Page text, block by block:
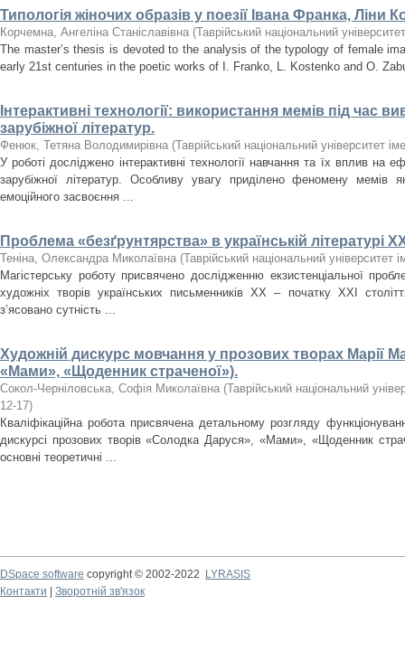
Типологія жіночих образів у поезії Івана Франка, Ліни
Корчемна, Ангеліна Станіславівна (Таврійський національний
The master’s thesis is devoted to the analysis of the typology of female
early 21st centuries in the poetic works of I. Franko, L. Kostenko and O.
Інтерактивні технології: використання мемів під час
зарубіжної літератур.
Фенюк, Тетяна Володимирівна (Таврійський національний університет
У роботі досліджено інтерактивні технології навчання та їх вплив на
зарубіжної літератур. Особливу увагу приділено феномену мемів
емоційного засвоєння ...
Проблема «безґрунтярства» в українській літературі
Теніна, Олександра Миколаївна (Таврійський національний університет
Магістерську роботу присвячено дослідженню екзистенціальної
художніх творів українських письменників ХХ – початку XXI
з’ясовано сутність ...
Художній дискурс мовчання у прозових творах Марії
«Мами», «Щоденник страченої»).
Сокол-Черніловська, Софія Миколаївна (Таврійський національний
12-17)
Кваліфікаційна робота присвячена детальному розгляду
дискурсі прозових творів «Солодка Даруся», «Мами», «Щоденник
основні теоретичні ...
DSpace software copyright © 2002-2022
LYRASIS
Контакти
Зворотній зв'язок